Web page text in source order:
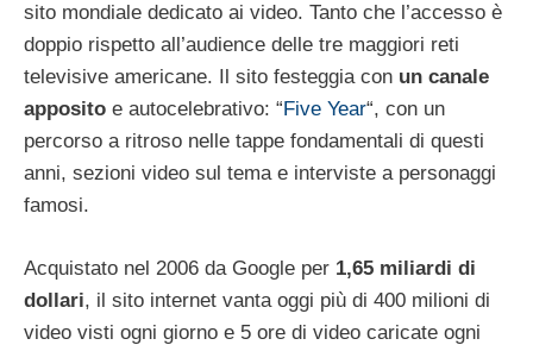
sito mondiale dedicato ai video. Tanto che l’accesso è
doppio rispetto all’audience delle tre maggiori reti
televisive americane. Il sito festeggia con un canale
apposito e autocelebrativo: “ Five Year“, con un
percorso a ritroso nelle tappe fondamentali di questi
anni, sezioni video sul tema e interviste a personaggi
famosi.
Acquistato nel 2006 da Google per 1,65 miliardi di
dollari, il sito internet vanta oggi più di 400 milioni di
video visti ogni giorno e 5 ore di video caricate ogni